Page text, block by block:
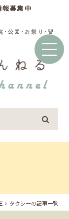
報募集中
公園･お祭り･習
タクシーの記事一覧